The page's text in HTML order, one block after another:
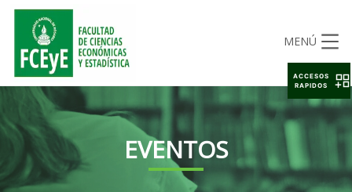
MENÚ
EVENTOS
ACCESOS
RAPIDOS